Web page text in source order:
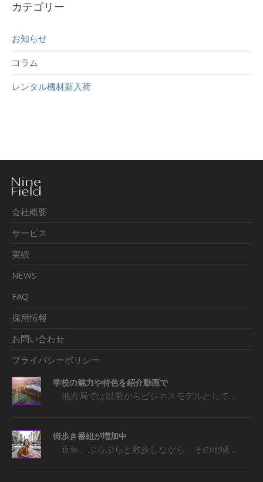
カテゴリー
お知らせ
コラム
レンタル機材新入荷
会社概要
サービス
実績
NEWS
FAQ
採用情報
お問い合わせ
プライバシーポリシー
学校の魅力や特色を紹介動画で
地方局では以前からビジネスモデルとして…
街歩き番組が増加中
近年、ぶらぶらと散歩しながら、その地域…